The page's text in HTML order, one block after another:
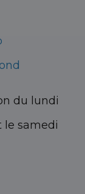
du lundi
le samedi